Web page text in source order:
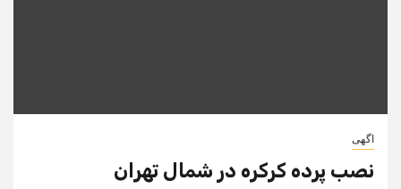
اگهی
نصب پرده کرکره در شمال تهران